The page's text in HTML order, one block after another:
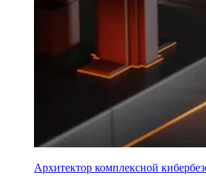
Архитектор комплексной